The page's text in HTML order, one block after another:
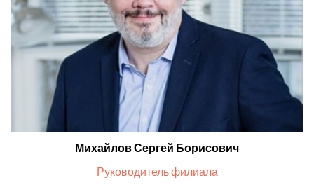
Михайлов Сергей Борисович
Руководитель филиала